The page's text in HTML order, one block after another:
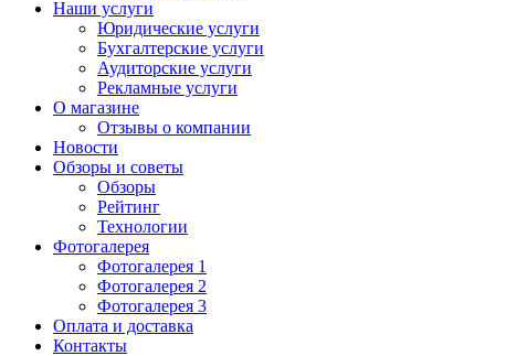
Наши услуги
Юридические услуги
Бухгалтерские услуги
Аудиторские услуги
Рекламные услуги
О магазине
Отзывы о компании
Новости
Обзоры и советы
Обзоры
Рейтинг
Технологии
Фотогалерея
Фотогалерея 1
Фотогалерея 2
Фотогалерея 3
Оплата и доставка
Контакты